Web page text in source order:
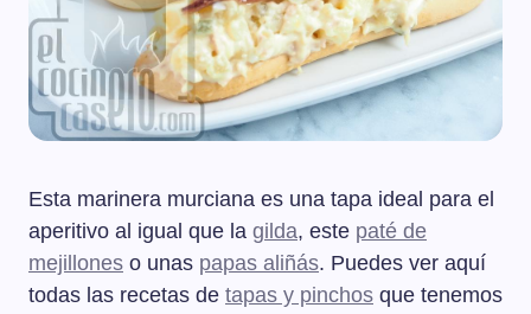
Esta marinera murciana es una tapa ideal para el
aperitivo al igual que la gilda, este paté de
mejillones o unas papas aliñás. Puedes ver aquí
todas las recetas de tapas y pinchos que tenemos